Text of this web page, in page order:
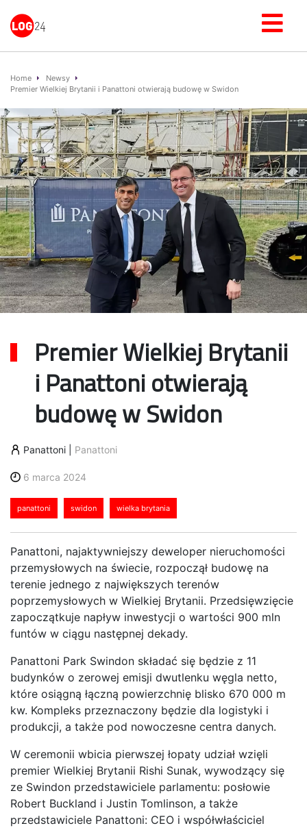
Home
Newsy
Premier Wielkiej Brytanii i Panattoni otwierają budowę w Swidon
Premier Wielkiej Brytanii
i Panattoni otwierają
budowę w Swidon
Panattoni Panattoni
6 marca 2024
panattoni swidon wielka brytania
Panattoni, najaktywniejszy deweloper nieruchomości
przemysłowych na świecie, rozpoczął budowę na
terenie jednego z największych terenów
poprzemysłowych w Wielkiej Brytanii. Przedsięwzięcie
zapoczątkuje napływ inwestycji o wartości 900 mln
funtów w ciągu następnej dekady.
Panattoni Park Swindon składać się będzie z 11
budynków o zerowej emisji dwutlenku węgla netto,
które osiągną łączną powierzchnię blisko 670 000 m
kw. Kompleks przeznaczony będzie dla logistyki i
produkcji, a także pod nowoczesne centra danych.
W ceremonii wbicia pierwszej łopaty udział wzięli
premier Wielkiej Brytanii Rishi Sunak, wywodzący się
ze Swindon przedstawiciele parlamentu: posłowie
Robert Buckland i Justin Tomlinson, a także
przedstawiciele Panattoni: CEO i współwłaściciel